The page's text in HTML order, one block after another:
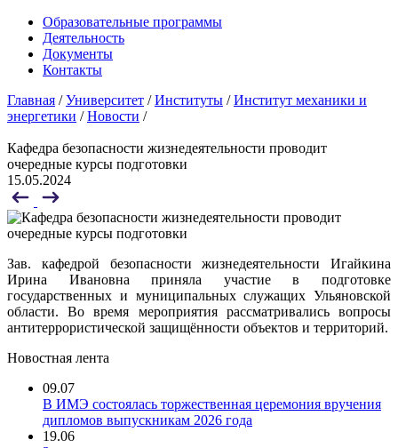
Образовательные программы
Деятельность
Документы
Контакты
Главная /Университет /Институты /Институт механики и
энергетики /Новости /
Кафедра безопасности жизнедеятельности проводит
очередные курсы подготовки
15.05.2024
Зав. кафедрой безопасности жизнедеятельности Игайкина
Ирина Ивановна приняла участие в подготовке
государственных и муниципальных служащих Ульяновской
области. Во время мероприятия рассматривались вопросы
антитеррористической защищённости объектов и территорий.
Новостная лента
09.07
В ИМЭ состоялась торжественная церемония вручения
дипломов выпускникам 2026 года
19.06